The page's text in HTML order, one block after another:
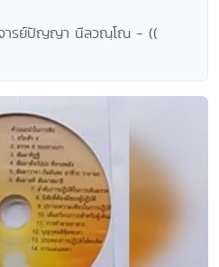
ารย์ปัญญา นีลวณฺโณ - ((